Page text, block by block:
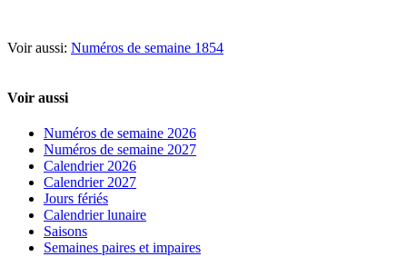
Voir aussi: Numéros de semaine 1854
Voir aussi
Numéros de semaine 2026
Numéros de semaine 2027
Calendrier 2026
Calendrier 2027
Jours fériés
Calendrier lunaire
Saisons
Semaines paires et impaires